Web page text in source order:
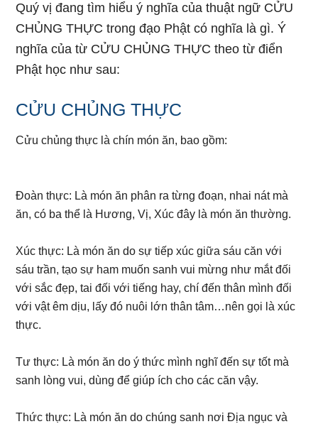
Quý vị đang tìm hiểu ý nghĩa của thuật ngữ CỬU
CHỦNG THỰC trong đạo Phật có nghĩa là gì. Ý
nghĩa của từ CỬU CHỦNG THỰC theo từ điển
Phật học như sau:
CỬU CHỦNG THỰC
Cửu chủng thực là chín món ăn, bao gồm:
Đoàn thực: Là món ăn phân ra từng đoạn, nhai nát mà
ăn, có ba thể là Hương, Vị, Xúc đây là món ăn thường.
Xúc thực: Là món ăn do sự tiếp xúc giữa sáu căn với
sáu trần, tạo sự ham muốn sanh vui mừng như mắt đối
với sắc đẹp, tai đối với tiếng hay, chí đến thân mình đối
với vật êm dịu, lấy đó nuôi lớn thân tâm…nên gọi là xúc
thực.
Tư thực: Là món ăn do ý thức mình nghĩ đến sự tốt mà
sanh lòng vui, dùng để giúp ích cho các căn vậy.
Thức thực: Là món ăn do chúng sanh nơi Địa ngục và